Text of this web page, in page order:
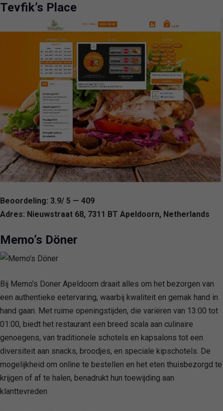
Tevfik’s Place
Beoordeling: 3.9/ 5 — 409
Adres: Nieuwstraat 68, 7311 BT Apeldoorn, Netherlands
Memo’s Döner
Bij Memo’s Doner Apeldoorn draait alles om het bezorgen van
een authentieke eetervaring, waarbij kwaliteit en gemak hand in
hand gaan. Met ruime openingstijden, die variëren van 13:00 tot
01:00, biedt het restaurant een breed scala aan culinaire
genoegens, van traditionele schotels en kapsalons tot een
diversiteit aan snacks, broodjes, en speciale kipschotels. De
mogelijkheid om online te bestellen en het eten thuisbezorgd te
krijgen of af te halen, benadrukt hun toewijding aan
klanttevreden